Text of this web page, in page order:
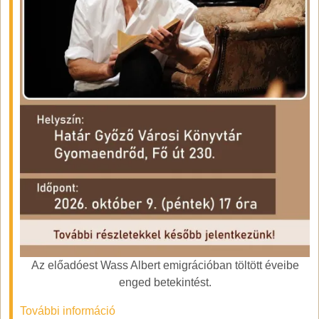
Az előadóest Wass Albert emigrációban töltött éveibe
enged betekintést.
További információ